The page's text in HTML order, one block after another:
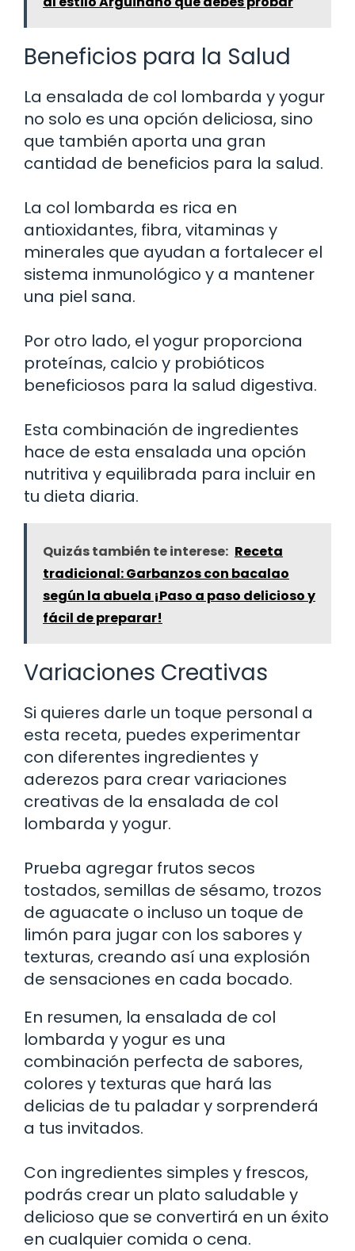
Beneficios para la Salud
La ensalada de col lombarda y yogur
no solo es una opción deliciosa, sino
que también aporta una gran
cantidad de beneficios para la salud.
La col lombarda es rica en
antioxidantes, fibra, vitaminas y
minerales que ayudan a fortalecer el
sistema inmunológico y a mantener
una piel sana.
Por otro lado, el yogur proporciona
proteínas, calcio y probióticos
beneficiosos para la salud digestiva.
Esta combinación de ingredientes
hace de esta ensalada una opción
nutritiva y equilibrada para incluir en
tu dieta diaria.
Quizás también te interese: Receta
tradicional: Garbanzos con bacalao
según la abuela ¡Paso a paso delicioso y
fácil de preparar!
Variaciones Creativas
Si quieres darle un toque personal a
esta receta, puedes experimentar
con diferentes ingredientes y
aderezos para crear variaciones
creativas de la ensalada de col
lombarda y yogur.
Prueba agregar frutos secos
tostados, semillas de sésamo, trozos
de aguacate o incluso un toque de
limón para jugar con los sabores y
texturas, creando así una explosión
de sensaciones en cada bocado.
En resumen, la ensalada de col
lombarda y yogur es una
combinación perfecta de sabores,
colores y texturas que hará las
delicias de tu paladar y sorprenderá
a tus invitados.
Con ingredientes simples y frescos,
podrás crear un plato saludable y
delicioso que se convertirá en un éxito
en cualquier comida o cena.